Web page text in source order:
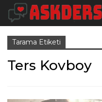
Tarama Etiketi
Ters Kovboy